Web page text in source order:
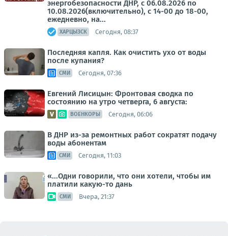
энергобезопасности ДНР, с 06.08.2026 по
10.08.2026(включительно), с 14-00 до 18-00,
ежедневно, на...
ХАРЦЫЗСК Сегодня, 08:37
Последняя капля. Как очистить ухо от воды
после купания?
СМИ Сегодня, 07:36
Евгений Лисицын: Фронтовая сводка по
состоянию на утро четверга, 6 августа:
ВОЕНКОРЫ Сегодня, 06:06
В ДНР из-за ремонтных работ сократят подачу
воды абонентам
СМИ Сегодня, 11:03
«...Одни говорили, что они хотели, чтобы им
платили какую-то дань
СМИ Вчера, 21:37